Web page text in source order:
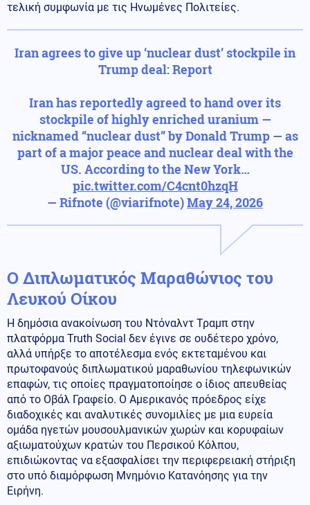
τελική συμφωνία με τις Ηνωμένες Πολιτείες.
Iran agrees to give up ‘nuclear dust’ stockpile in
Trump deal: Report
Iran has reportedly agreed to hand over its
stockpile of highly enriched uranium —
nicknamed “nuclear dust” by Donald Trump — as
part of a major peace and nuclear deal with the
US. According to the New York…
pic.twitter.com/C4cnt0hzqH
— Rifnote (@viarifnote)May 24, 2026
Ο Διπλωματικός Μαραθώνιος του
Λευκού Οίκου
Η δημόσια ανακοίνωση του Ντόναλντ Τραμπ στην
πλατφόρμα Truth Social δεν έγινε σε ουδέτερο χρόνο,
αλλά υπήρξε το αποτέλεσμα ενός εκτεταμένου και
πρωτοφανούς διπλωματικού μαραθωνίου τηλεφωνικών
επαφών, τις οποίες πραγματοποίησε ο ίδιος απευθείας
από το Οβάλ Γραφείο. Ο Αμερικανός πρόεδρος είχε
διαδοχικές και αναλυτικές συνομιλίες με μια ευρεία
ομάδα ηγετών μουσουλμανικών χωρών και κορυφαίων
αξιωματούχων κρατών του Περσικού Κόλπου,
επιδιώκοντας να εξασφαλίσει την περιφερειακή στήριξη
στο υπό διαμόρφωση Μνημόνιο Κατανόησης για την
Ειρήνη.